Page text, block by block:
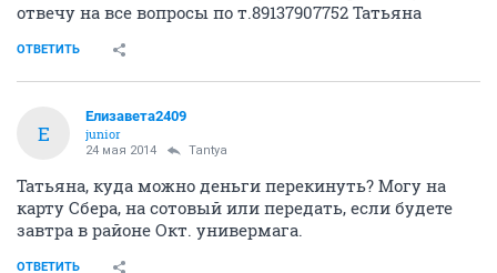
отвечу на все вопросы по т.89137907752 Татьяна
ОТВЕТИТЬ
Е
Елизавета2409
junior
24 мая 2014 Tantya
Татьяна, куда можно деньги перекинуть? Могу на
карту Сбера, на сотовый или передать, если будете
завтра в районе Окт. универмага.
ОТВЕТИТЬ